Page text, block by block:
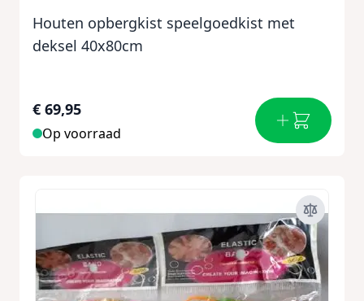
Houten opbergkist speelgoedkist met
deksel 40x80cm
€ 69,95
Op voorraad